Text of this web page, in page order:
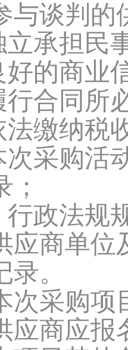
与谈判
立承担民
好的商业
行合同所
法缴纳税
次采购活
行政法规
应商单
。
次采购
应商应